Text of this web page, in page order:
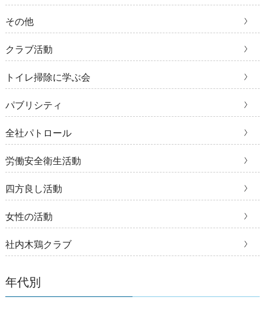
その他
クラブ活動
トイレ掃除に学ぶ会
パブリシティ
全社パトロール
労働安全衛生活動
四方良し活動
女性の活動
社内木鶏クラブ
年代別